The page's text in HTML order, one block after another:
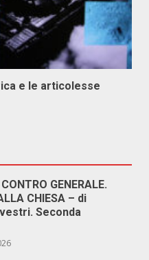
e le articolesse
GENERALE.
CHIESA – di
Seconda